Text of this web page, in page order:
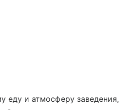
еду и атмосферу заведения,